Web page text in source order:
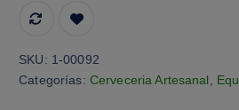
SKU: 1-00092
Categorías: Cerveceria Artesanal